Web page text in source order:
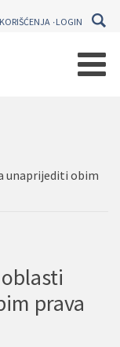
LOGIN
unaprijediti obim
prava